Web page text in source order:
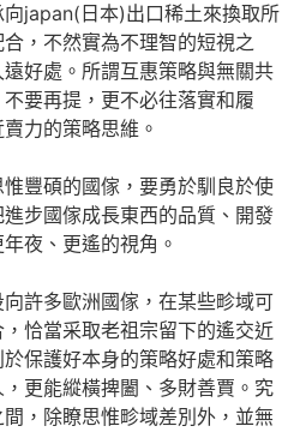
japan(日本)出口稀土來換取所
，不然實為不理智的短視之
好處。所謂互惠策略與無關共
要再提，更不必往落實和履
力的策略思維。
的國傢，要勇於馴良於使
步國傢成長東西的品質、開發
夜、更遙的視角。
歐洲國傢，在某些畛域可
恰當采取老祖宗留下的遙交近
保護好本身的策略好處和策略
更能縱橫捭闔、多財善賈。究
，除瞭思惟畛域差別外，並無